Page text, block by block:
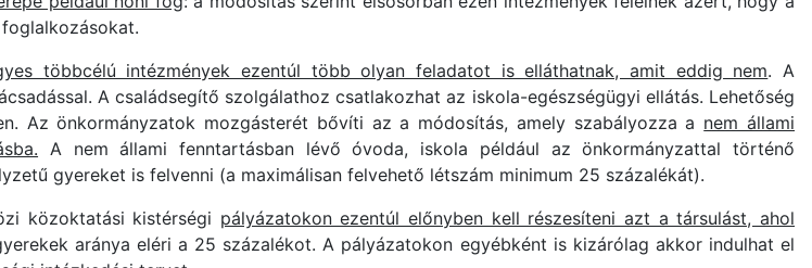
többcélú intézmények ezentúl több olyan feladatot is elláthatnak, amit eddig nem. A
A családsegítő szolgálathoz csatlakozhat az iskola-egészségügyi ellátás. Lehetőség
Az önkormányzatok mozgásterét bővíti az a módosítás, amely szabályozza a nem állami
A nem állami fenntartásban lévő óvoda, iskola például az önkormányzattal történő
gyereket is felvenni (a maximálisan felvehető létszám minimum 25 százalékát).
közoktatási kistérségi pályázatokon ezentúl előnyben kell részesíteni azt a társulást, ahol
aránya eléri a 25 százalékot. A pályázatokon egyébként is kizárólag akkor indulhat el